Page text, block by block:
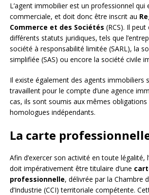
L’agent immobilier est un professionnel qui
commerciale, et doit donc être inscrit au
Commerce et des Sociétés (RCS). Il
différents statuts juridiques, tels que
société à responsabilité limitée (SARL), la
simplifiée (SAS) ou encore la société civile
Il existe également des agents immobiliers
travaillent pour le compte d’une agence
cas, ils sont soumis aux mêmes obligations
homologues indépendants.
La carte
Afin d’exercer son activité en toute légalité,
doit impérativement être titulaire d’une
professionnelle, délivrée par la Chambre
d’Industrie (CCI) territoriale compétente.